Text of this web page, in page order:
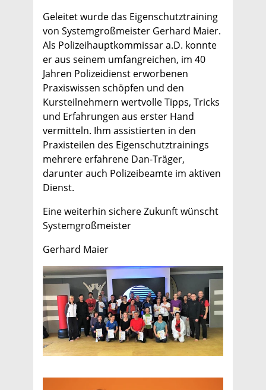
Geleitet wurde das Eigenschutztraining
von Systemgroßmeister Gerhard Maier.
Als Polizeihauptkommissar a.D. konnte
er aus seinem umfangreichen, im 40
Jahren Polizeidienst erworbenen
Praxiswissen schöpfen und den
Kursteilnehmern wertvolle Tipps, Tricks
und Erfahrungen aus erster Hand
vermitteln. Ihm assistierten in den
Praxisteilen des Eigenschutztrainings
mehrere erfahrene Dan-Träger,
darunter auch Polizeibeamte im aktiven
Dienst.
Eine weiterhin sichere Zukunft wünscht
Systemgroßmeister
Gerhard Maier